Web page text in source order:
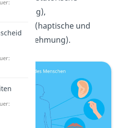
(haptische und
Wahrnehmung).